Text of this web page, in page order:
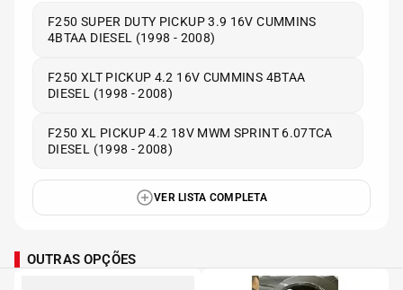
F250 SUPER DUTY PICKUP 3.9 16V CUMMINS
4BTAA DIESEL (1998 - 2008)
F250 XLT PICKUP 4.2 16V CUMMINS 4BTAA
DIESEL (1998 - 2008)
F250 XL PICKUP 4.2 18V MWM SPRINT 6.07TCA
DIESEL (1998 - 2008)
VER LISTA COMPLETA
OUTRAS OPÇÕES